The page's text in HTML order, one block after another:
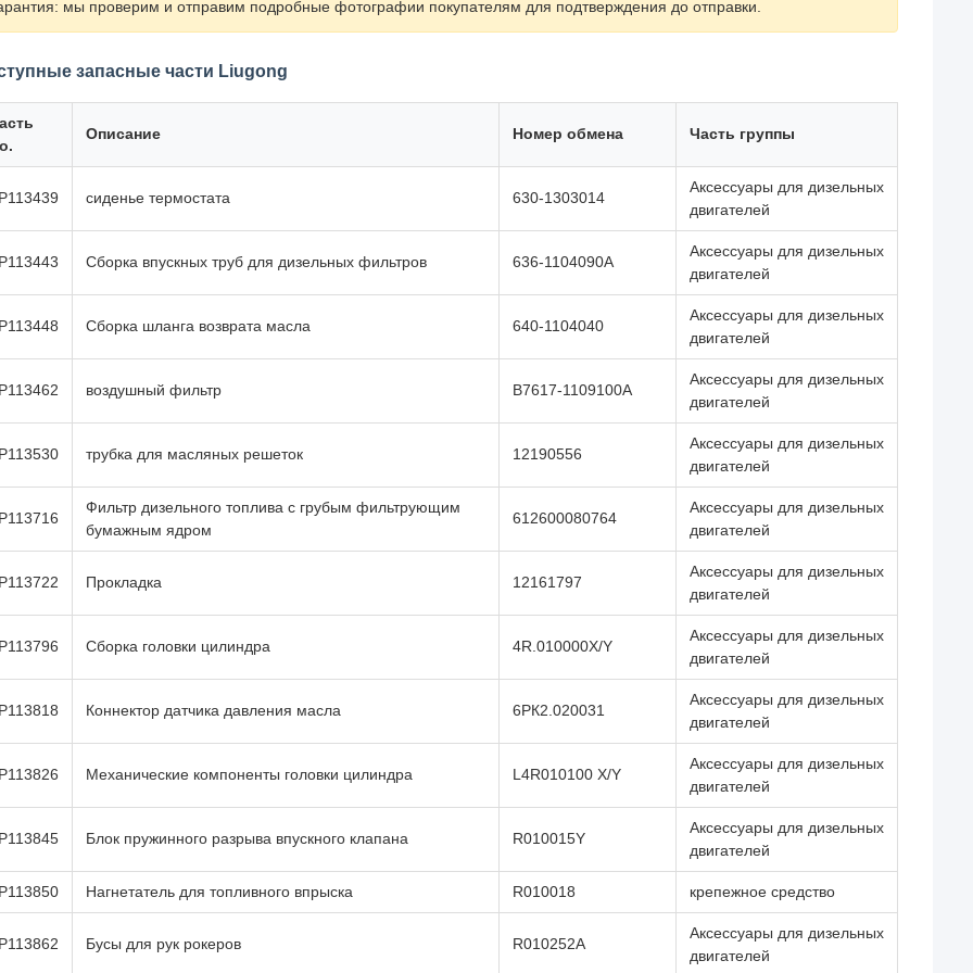
мы проверим и отправим подробные фотографии покупателям для подтверждения до отправки.
запасные части Liugong
Описание Номер обмена Часть группы
сиденье термостата 630-1303014
Аксессуары для дизельных
двигателей
Сборка впускных труб для дизельных фильтров 636-1104090А
Аксессуары для дизельных
двигателей
Сборка шланга возврата масла 640-1104040
Аксессуары для дизельных
двигателей
воздушный фильтр B7617-1109100А
Аксессуары для дизельных
двигателей
трубка для масляных решеток 12190556
Аксессуары для дизельных
двигателей
Фильтр дизельного топлива с грубым фильтрующим
бумажным ядром
612600080764
Аксессуары для дизельных
двигателей
Прокладка 12161797
Аксессуары для дизельных
двигателей
Сборка головки цилиндра 4R.010000X/Y
Аксессуары для дизельных
двигателей
Коннектор датчика давления масла 6РК2.020031
Аксессуары для дизельных
двигателей
Механические компоненты головки цилиндра L4R010100 X/Y
Аксессуары для дизельных
двигателей
Блок пружинного разрыва впускного клапана R010015Y
Аксессуары для дизельных
двигателей
Нагнетатель для топливного впрыска R010018 крепежное средство
Бусы для рук рокеров R010252A
Аксессуары для дизельных
двигателей